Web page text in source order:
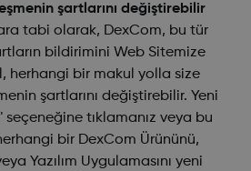
şartlarını değiştirebilir
tabi olarak, DexCom, bu tür
bildirimini Web Sitemize
herhangi bir makul yolla size
şartlarını değiştirebilir. Yeni
tıklamanız veya bu
bir DexCom Ürününü,
Yazılım Uygulamasını yeni